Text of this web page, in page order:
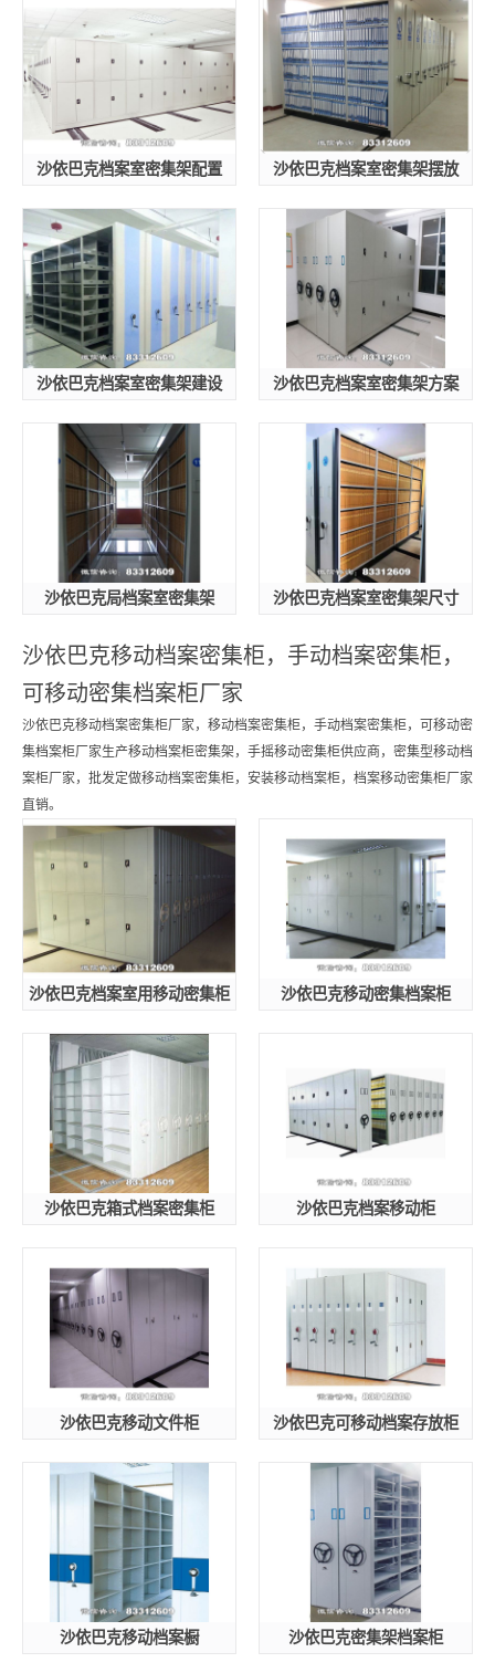
沙依巴克档案室密集架配置 沙依巴克档案室密集架摆放
沙依巴克档案室密集架建设 沙依巴克档案室密集架方案
沙依巴克局档案室密集架 沙依巴克档案室密集架尺寸
沙依巴克移动档案密集柜，手动档案密集柜，
可移动密集档案柜厂家
沙依巴克移动档案密集柜厂家，移动档案密集柜，手动档案密集柜，可移动密
集档案柜厂家生产移动档案柜密集架，手摇移动密集柜供应商，密集型移动档
案柜厂家，批发定做移动档案密集柜，安装移动档案柜，档案移动密集柜厂家
直销。
沙依巴克档案室用移动密集柜 沙依巴克移动密集档案柜
沙依巴克箱式档案密集柜 沙依巴克档案移动柜
沙依巴克移动文件柜 沙依巴克可移动档案存放柜
沙依巴克移动档案橱 沙依巴克密集架档案柜